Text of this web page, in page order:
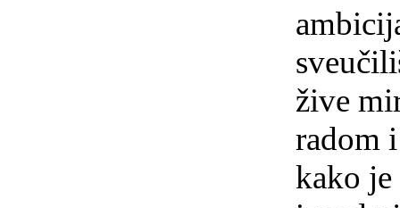
žive
radom
kako je